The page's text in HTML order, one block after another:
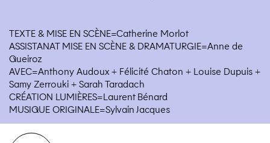
TEXTE & MISE EN SCÈNE=Catherine Morlot
ASSISTANAT MISE EN SCÈNE & DRAMATURGIE=Anne de
Queiroz
AVEC=Anthony Audoux + Félicité Chaton + Louise Dupuis +
Samy Zerrouki + Sarah Taradach
CRÉATION LUMIÈRES=Laurent Bénard
MUSIQUE ORIGINALE=Sylvain Jacques